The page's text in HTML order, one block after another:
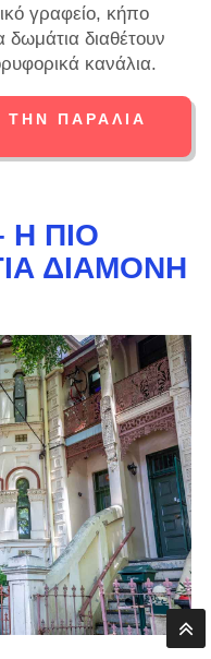
γραφείο, κήπο
δωμάτια διαθέτουν
κανάλια.
ΤΗΝ ΠΑΡΑΛΊΑ
Η ΠΙΟ
ΔΙΑΜΟΝΉ